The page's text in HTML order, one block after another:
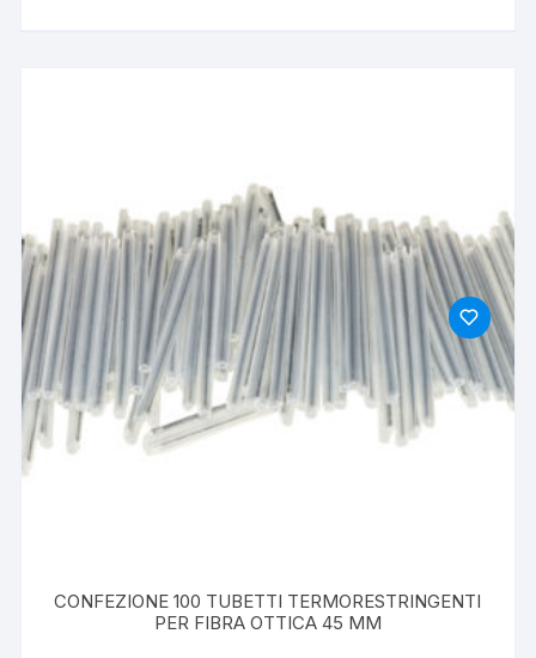
CONFEZIONE 100 TUBETTI TERMORESTRINGENTI
PER FIBRA OTTICA 45 MM